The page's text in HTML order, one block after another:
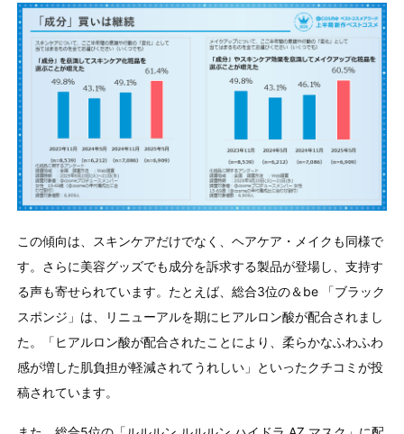
この傾向は、スキンケアだけでなく、ヘアケア・メイクも同様で
す。さらに美容グッズでも成分を訴求する製品が登場し、支持す
る声も寄せられています。たとえば、総合3位の＆be 「ブラック
スポンジ」は、リニューアルを期にヒアルロン酸が配合されまし
た。「ヒアルロン酸が配合されたことにより、柔らかなふわふわ
感が増した肌負担が軽減されてうれしい」といったクチコミが投
稿されています。